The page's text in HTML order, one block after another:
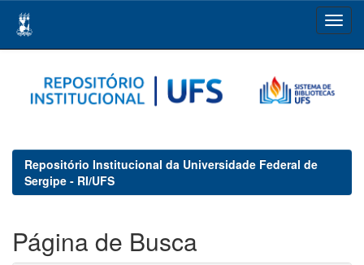
navigation
Repositório Institucional da Universidade Federal de
Sergipe - RI/UFS
Página de Busca